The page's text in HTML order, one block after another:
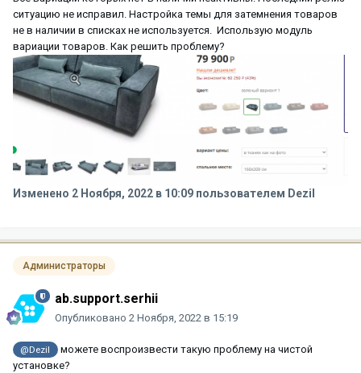
ситуацию не исправил. Настройка темы для затемнения товаров
не в наличии в списках не используется. Использую модуль
вариации товаров. Как решить проблему?
Изменено 2 Ноября, 2022 в 10:09 пользователем Dezil
Администраторы
ab.support.serhii
Опубликовано 2 Ноября, 2022 в 15:19
@Dezil
можете воспроизвести такую проблему на чистой
установке?